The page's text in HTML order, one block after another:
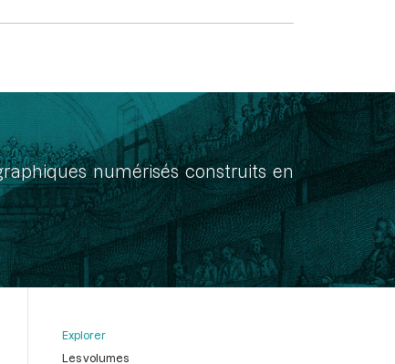
numérisés construits en
Explorer
Les volumes